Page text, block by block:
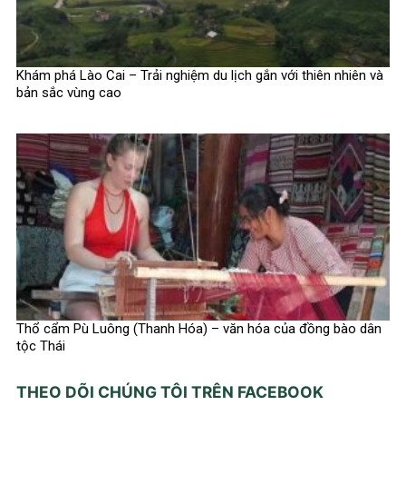
Khám phá Lào Cai – Trải nghiệm du lịch gắn với thiên nhiên và
bản sắc vùng cao
Thổ cẩm Pù Luông (Thanh Hóa) – văn hóa của đồng bào dân
tộc Thái
THEO DÕI CHÚNG TÔI TRÊN FACEBOOK